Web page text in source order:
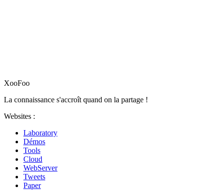
XooFoo
La connaissance s'accroît quand on la partage !
Websites :
Laboratory
Démos
Tools
Cloud
WebServer
Tweets
Paper